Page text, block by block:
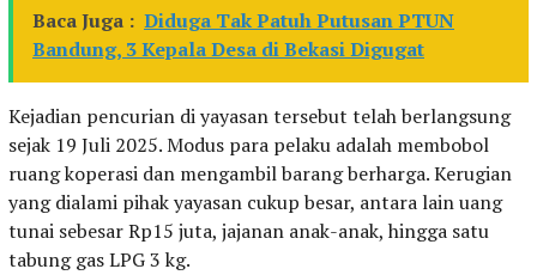
Baca Juga : Diduga Tak Patuh Putusan PTUN
Bandung, 3 Kepala Desa di Bekasi Digugat
Kejadian pencurian di yayasan tersebut telah berlangsung
sejak 19 Juli 2025. Modus para pelaku adalah membobol
ruang koperasi dan mengambil barang berharga. Kerugian
yang dialami pihak yayasan cukup besar, antara lain uang
tunai sebesar Rp15 juta, jajanan anak-anak, hingga satu
tabung gas LPG 3 kg.